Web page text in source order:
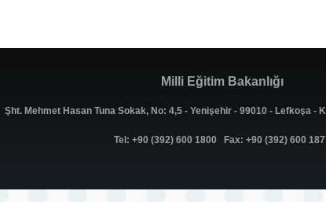
Milli Eğitim Bakanlığı
Şht. Mehmet Hasan Tuna Sokak, No: 4,5 - Yenişehir - 99010 - Lefkoşa -
Tel: +90 (392) 600 1800 Fax: +90 (392) 600